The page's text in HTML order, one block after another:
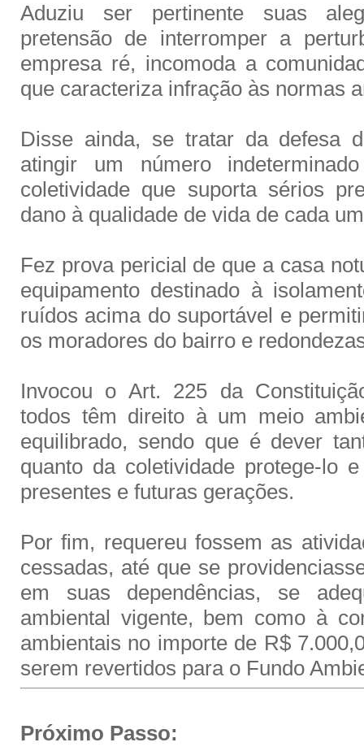
Aduziu ser pertinente suas
pretensão de interromper a
empresa ré, incomoda a
que caracteriza infração às normas
Disse ainda, se tratar da defesa
atingir um número
coletividade que suporta sérios
dano à qualidade de vida de cada
Fez prova pericial de que a casa
equipamento destinado à
ruídos acima do suportável e
os moradores do bairro e
Invocou o Art. 225 da
todos têm direito à um meio
equilibrado, sendo que é dever
quanto da coletividade protege-lo
presentes e futuras gerações.
Por fim, requereu fossem as
cessadas, até que se
em suas dependências, se
ambiental vigente, bem como à
ambientais no importe de R$
serem revertidos para o Fundo
Próximo Passo: